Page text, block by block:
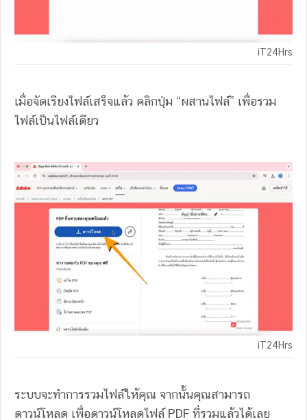
iT24Hrs
เมื่อจัดเรียงไฟล์เสร็จแล้ว คลิกปุ่ม “ผสานไฟล์” เพื่อรวม
ไฟล์เป็นไฟล์เดียว
iT24Hrs
ระบบจะทำการรวมไฟล์ให้คุณ จากนั้นคุณสามารถ
ดาวน์โหลด เพื่อดาวน์โหลดไฟล์ PDF ที่รวมแล้วได้เลย